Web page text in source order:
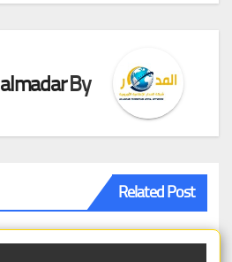
By
almadar
Related Post